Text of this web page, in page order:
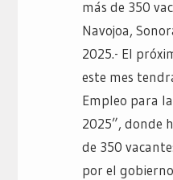
más de 350
Navojoa,
2025.- El
este mes
Empleo para
2025”, donde
de 350
por el